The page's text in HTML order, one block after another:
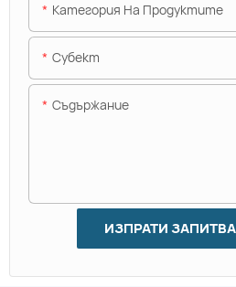
Категория На Продуктите
Субект
Съдържание
ИЗПРАТИ